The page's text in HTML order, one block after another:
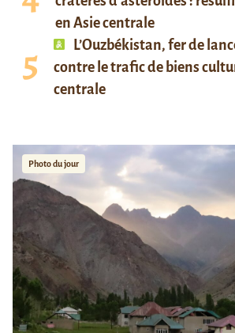
en Asie centrale
L’Ouzbékistan, fer de
contre le trafic de biens
centrale
Photo du jour